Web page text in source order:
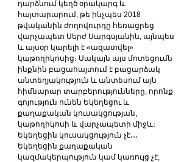
դարձնում կեղծ օրակարգ և
հայտարարում, թե ինչպես 2018
թվականին ժողովուրդը հեռացրեց
վարչապետ Սերժ Սարգսյանին, այնպես
և այսօր կարելի է «ազատվել»
կաթողիկոսից։ Սակայն այս մոտեցումն
ինքնին բացահայտում է բացարձակ
անտեղյակություն և անտեսում այն
հիմնարար տարբերությունները, որոնք
գոյություն ունեն Եկեղեցու և
քաղաքական կուսակցության,
կաթողիկոսի և վարչապետի միջև։
Եկեղեցին կուսակցություն չէ․․․
Եկեղեցին քաղաքական
կազմակերպություն կամ կառույց չէ,